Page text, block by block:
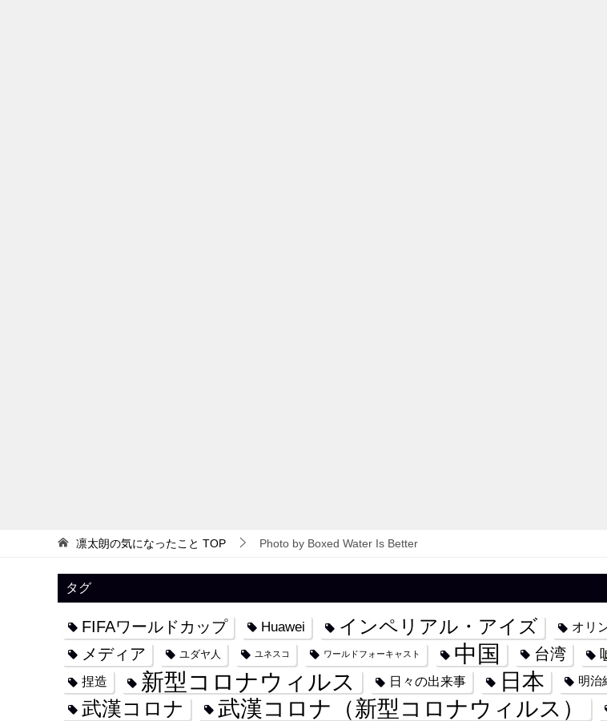
凛太朗の気になったこと TOP Photo by Boxed Water Is Better
タグ
FIFAワールドカップ Huawei インペリアル・アイズ オリ
メディア ユダヤ人 ユネスコ ワールドフォーキャスト 中国 台湾
捏造 新型コロナウィルス 日々の出来事 日本 明治
武漢コロナ 武漢コロナ（新型コロナウィルス）